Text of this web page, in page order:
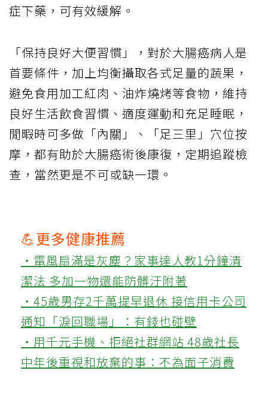
症下藥，可有效緩解。
「保持良好大便習慣」，對於大腸癌病人是
首要條件，加上均衡攝取各式足量的蔬果，
避免食用加工紅肉、油炸燒烤等食物，維持
良好生活飲食習慣、適度運動和充足睡眠，
閒暇時可多做「內關」、「足三里」穴位按
摩，都有助於大腸癌術後康復，定期追蹤檢
查，當然更是不可或缺一環。
💪更多健康推薦
‧電風扇滿是灰塵？家事達人教1分鐘清
潔法 多加一物還能防髒汙附著
‧45歲男存2千萬提早退休 接信用卡公司
通知「淚回職場」：有錢也碰壁
‧用千元手機、拒絕社群網站 48歲社長
中年後重視和放棄的事：不為面子消費